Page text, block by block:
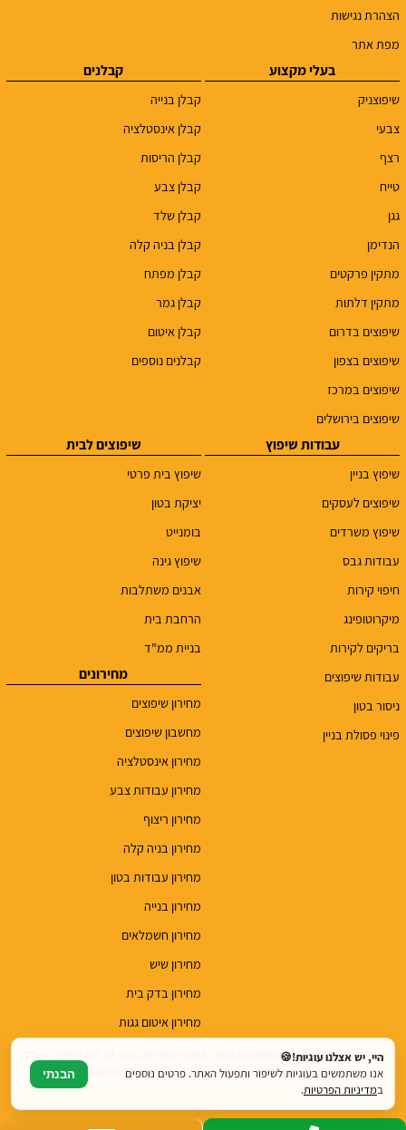
הצהרת נגישות
מפת אתר
בעלי מקצוע
שיפוצניק
צבעי
רצף
טייח
גגן
הנדימן
מתקין פרקטים
מתקין דלתות
שיפוצים בדרום
שיפוצים בצפון
שיפוצים במרכז
שיפוצים בירושלים
קבלנים
קבלן בנייה
קבלן אינסטלציה
קבלן הריסות
קבלן צבע
קבלן שלד
קבלן בניה קלה
קבלן מפתח
קבלן גמר
קבלן איטום
קבלנים נוספים
עבודות שיפוץ
שיפוץ בניין
שיפוצים לעסקים
שיפוץ משרדים
עבודות גבס
חיפוי קירות
מיקרוטופינג
בריקים לקירות
עבודות שיפוצים
ניסור בטון
פינוי פסולת בניין
שיפוצים לבית
שיפוץ בית פרטי
יציקת בטון
בומנייט
שיפוץ גינה
אבנים משתלבות
הרחבת בית
בניית ממ"ד
מחירונים
מחירון שיפוצים
מחשבון שיפוצים
מחירון אינסטלציה
מחירון עבודות צבע
מחירון ריצוף
מחירון בניה קלה
מחירון עבודות בטון
מחירון בנייה
מחירון חשמלאים
מחירון שיש
מחירון בדק בית
מחירון איטום גגות
top.renovations.co.il@gmail.com | טלפון: 077-6052900
היי, יש אצלנו עוגיות!🍪
אנו משתמשים בעוגיות לשיפור ותפעול האתר. פרטים נוספים
במדיניות הפרטיות.
הבנתי